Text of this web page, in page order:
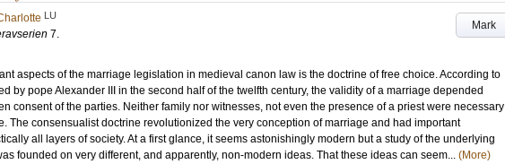
Mark
LU
7.
aspects of the marriage legislation in medieval canon law is the doctrine of free choice. According to
by pope Alexander III in the second half of the twelfth century, the validity of a marriage depended
consent of the parties. Neither family nor witnesses, not even the presence of a priest were necessary
The consensualist doctrine revolutionized the very conception of marriage and had important
all layers of society. At a first glance, it seems astonishingly modern but a study of the underlying
founded on very different, and apparently, non-modern ideas. That these ideas can seem... (More)